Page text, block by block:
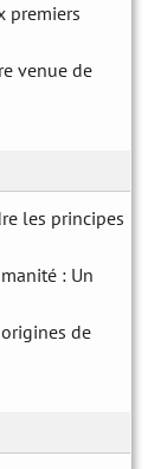
premiers
venue de
les principes
: Un
de